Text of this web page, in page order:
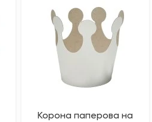
Корона паперова на